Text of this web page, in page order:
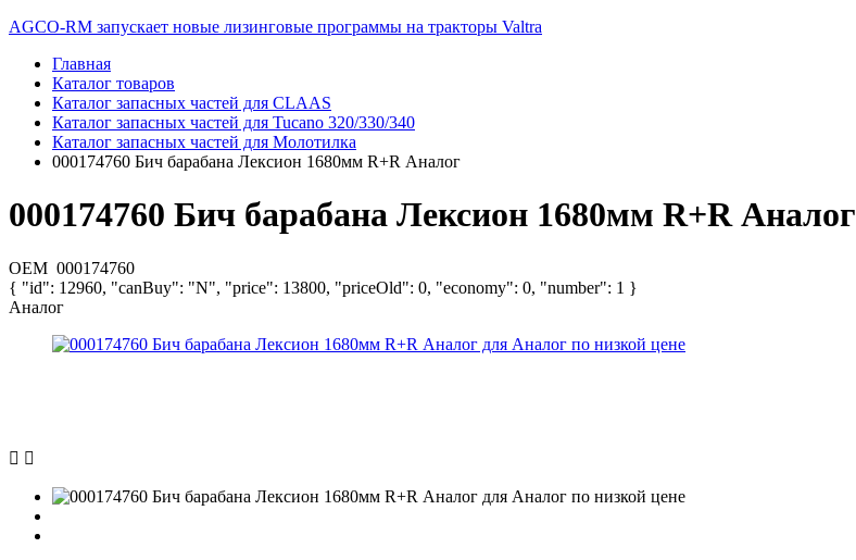
AGCO-RM запускает новые лизинговые программы на тракторы Valtra
Главная
Каталог товаров
Каталог запасных частей для CLAAS
Каталог запасных частей для Tucano 320/330/340
Каталог запасных частей для Молотилка
000174760 Бич барабана Лексион 1680мм R+R Аналог
000174760 Бич барабана Лексион 1680мм R+R Аналог
OEM 000174760
{ "id": 12960, "canBuy": "N", "price": 13800, "priceOld": 0, "economy": 0, "number": 1 }
Аналог